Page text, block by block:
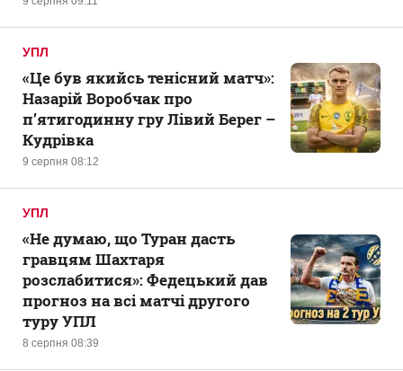
УПЛ
9 серпня 08:12
«Це був якийсь тенісний матч»:
Назарій Воробчак про
п’ятигодинну гру Лівий Берег –
Кудрівка
УПЛ
8 серпня 08:39
«Не думаю, що Туран дасть
гравцям Шахтаря
розслабитися»: Федецький дав
прогноз на всі матчі другого
туру УПЛ